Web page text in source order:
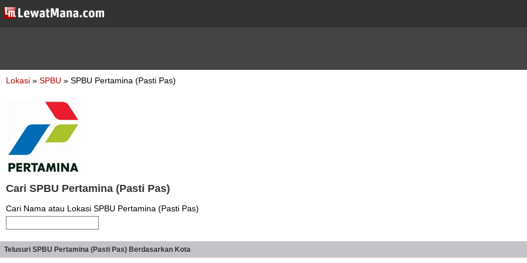
Lokasi » SPBU » SPBU Pertamina (Pasti Pas)
Cari SPBU Pertamina (Pasti Pas)
Cari Nama atau Lokasi SPBU Pertamina (Pasti Pas)
Telusuri SPBU Pertamina (Pasti Pas) Berdasarkan Kota